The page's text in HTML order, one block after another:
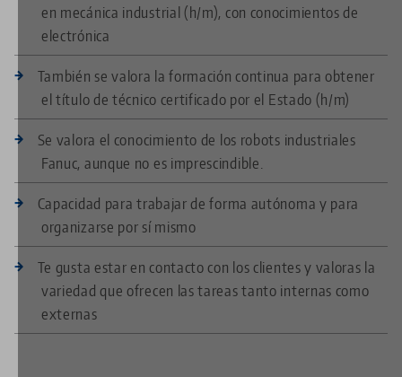
en mecánica industrial (h/m), con conocimientos de
electrónica
También se valora la formación continua para obtener
el título de técnico certificado por el Estado (h/m)
Se valora el conocimiento de los robots industriales
Fanuc, aunque no es imprescindible.
Capacidad para trabajar de forma autónoma y para
organizarse por sí mismo
Te gusta estar en contacto con los clientes y valoras la
variedad que ofrecen las tareas tanto internas como
externas